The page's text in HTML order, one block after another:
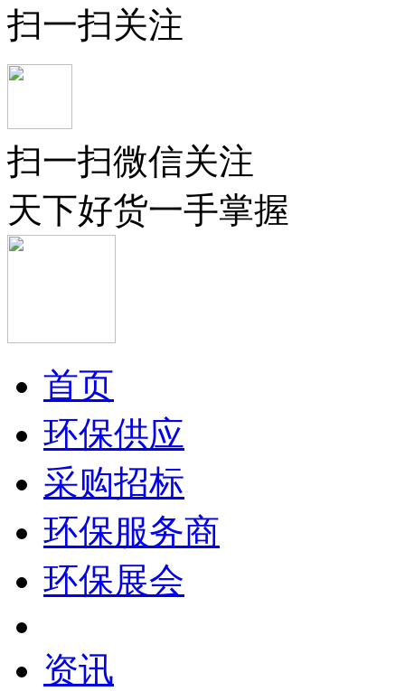
扫一扫关注
扫一扫微信关注
天下好货一手掌握
首页
环保供应
采购招标
环保服务商
环保展会
资讯